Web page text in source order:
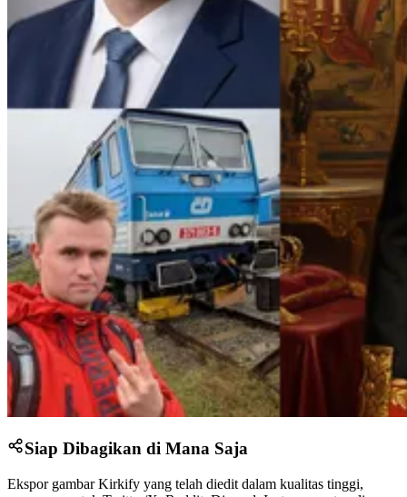
Siap Dibagikan di Mana Saja
Ekspor gambar Kirkify yang telah diedit dalam kualitas tinggi,